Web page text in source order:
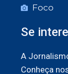
Foco
Se
A
Conheça